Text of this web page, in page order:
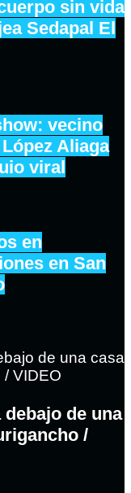
sin vida
Sedapal El
vecino
Aliaga
viral
en
en San
de una
/